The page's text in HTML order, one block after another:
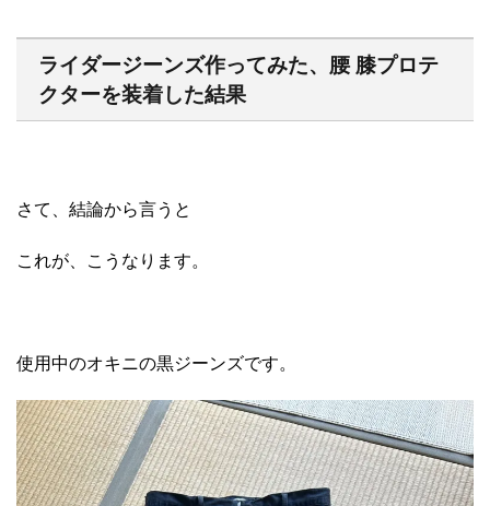
ライダージーンズ作ってみた、腰 膝プロテ
クターを装着した結果
さて、結論から言うと
これが、こうなります。
使用中のオキニの黒ジーンズです。